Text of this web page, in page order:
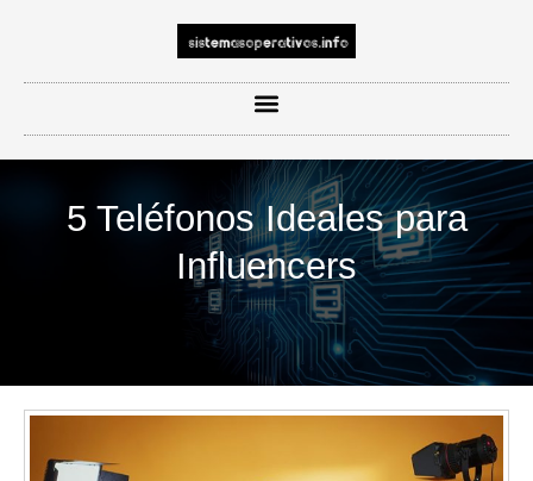
5 Teléfonos Ideales para
Influencers